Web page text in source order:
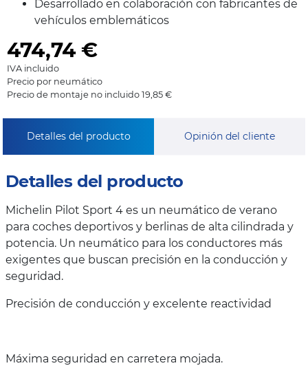
Desarrollado en colaboración con fabricantes de
vehículos emblemáticos
474,74€
IVA incluido
Precio por neumático
Precio de montaje no incluido 19,85 €
Detalles del producto Opinión del cliente
Detalles del producto
Michelin Pilot Sport 4 es un neumático de verano
para coches deportivos y berlinas de alta cilindrada y
potencia. Un neumático para los conductores más
exigentes que buscan precisión en la conducción y
seguridad.
Precisión de conducción y excelente reactividad
Máxima seguridad en carretera mojada.